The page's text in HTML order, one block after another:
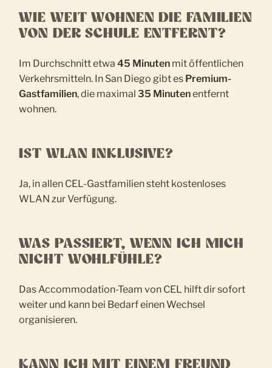
WIE WEIT WOHNEN DIE FAMILIEN
VON DER SCHULE ENTFERNT?
Im Durchschnitt etwa45 Minuten mit öffentlichen
Verkehrsmitteln. In San Diego gibt es Premium-
Gastfamilien, die maximal35 Minutenentfernt
wohnen.
IST WLAN INKLUSIVE?
Ja, in allen CEL-Gastfamilien steht kostenloses
WLAN zur Verfügung.
WAS PASSIERT, WENN ICH MICH
NICHT WOHLFÜHLE?
Das Accommodation-Team von CEL hilft dir sofort
weiter und kann bei Bedarf einen Wechsel
organisieren.
KANN ICH MIT EINEM FREUND